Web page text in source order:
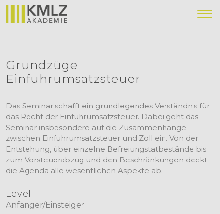
Grundzüge
Einfuhrumsatzsteuer
Das Seminar schafft ein grundlegendes Verständnis für
das Recht der Einfuhrumsatzsteuer. Dabei geht das
Seminar insbesondere auf die Zusammenhänge
zwischen Einfuhrumsatzsteuer und Zoll ein. Von der
Entstehung, über einzelne Befreiungstatbestände bis
zum Vorsteuerabzug und den Beschränkungen deckt
die Agenda alle wesentlichen Aspekte ab.
Level
Anfänger/Einsteiger